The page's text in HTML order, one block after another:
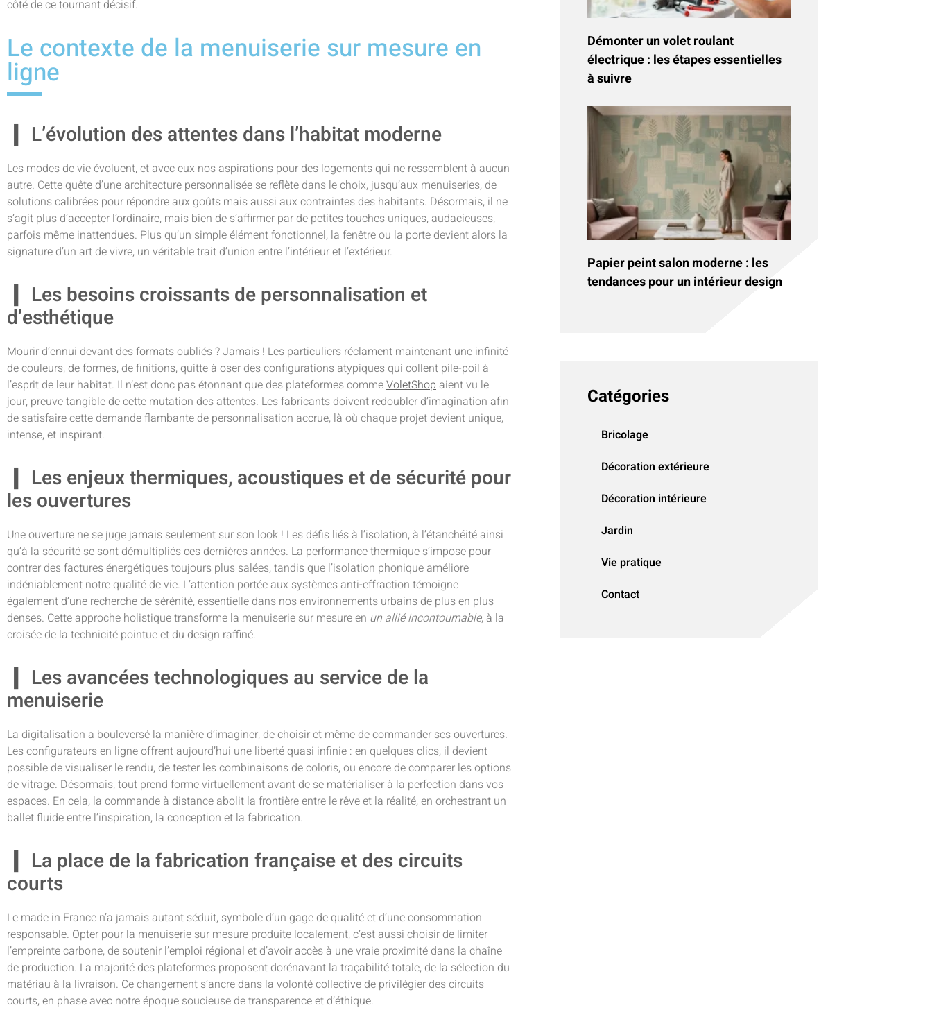
côté de ce tournant décisif.
Le contexte de la menuiserie sur mesure en
ligne
L’évolution des attentes dans l’habitat moderne
Les modes de vie évoluent, et avec eux nos aspirations pour des logements qui ne ressemblent à aucun
autre. Cette quête d’une architecture personnalisée se reflète dans le choix, jusqu’aux menuiseries, de
solutions calibrées pour répondre aux goûts mais aussi aux contraintes des habitants. Désormais, il ne
s’agit plus d’accepter l’ordinaire, mais bien de s’affirmer par de petites touches uniques, audacieuses,
parfois même inattendues. Plus qu’un simple élément fonctionnel, la fenêtre ou la porte devient alors la
signature d’un art de vivre, un véritable trait d’union entre l’intérieur et l’extérieur.
Les besoins croissants de personnalisation et
d’esthétique
Mourir d’ennui devant des formats oubliés ? Jamais ! Les particuliers réclament maintenant une infinité
de couleurs, de formes, de finitions, quitte à oser des configurations atypiques qui collent pile-poil à
l’esprit de leur habitat. Il n’est donc pas étonnant que des plateformes commeVoletShop aient vu le
jour, preuve tangible de cette mutation des attentes. Les fabricants doivent redoubler d’imagination afin
de satisfaire cette demande flambante de personnalisation accrue, là où chaque projet devient unique,
intense, et inspirant.
Les enjeux thermiques, acoustiques et de sécurité pour
les ouvertures
Une ouverture ne se juge jamais seulement sur son look ! Les défis liés à l’isolation, à l’étanchéité ainsi
qu’à la sécurité se sont démultipliés ces dernières années. La performance thermique s’impose pour
contrer des factures énergétiques toujours plus salées, tandis que l’isolation phonique améliore
indéniablement notre qualité de vie. L’attention portée aux systèmes anti-effraction témoigne
également d’une recherche de sérénité, essentielle dans nos environnements urbains de plus en plus
denses. Cette approche holistique transforme la menuiserie sur mesure en un allié incontournable, à la
croisée de la technicité pointue et du design raffiné.
Les avancées technologiques au service de la
menuiserie
La digitalisation a bouleversé la manière d’imaginer, de choisir et même de commander ses ouvertures.
Les configurateurs en ligne offrent aujourd’hui une liberté quasi infinie : en quelques clics, il devient
possible de visualiser le rendu, de tester les combinaisons de coloris, ou encore de comparer les options
de vitrage. Désormais, tout prend forme virtuellement avant de se matérialiser à la perfection dans vos
espaces. En cela, la commande à distance abolit la frontière entre le rêve et la réalité, en orchestrant un
ballet fluide entre l’inspiration, la conception et la fabrication.
La place de la fabrication française et des circuits
courts
Le made in France n’a jamais autant séduit, symbole d’un gage de qualité et d’une consommation
responsable. Opter pour la menuiserie sur mesure produite localement, c’est aussi choisir de limiter
l’empreinte carbone, de soutenir l’emploi régional et d’avoir accès à une vraie proximité dans la chaîne
de production. La majorité des plateformes proposent dorénavant la traçabilité totale, de la sélection du
matériau à la livraison. Ce changement s’ancre dans la volonté collective de privilégier des circuits
courts, en phase avec notre époque soucieuse de transparence et d’éthique.
Démonter un volet roulant
électrique : les étapes essentielles
à suivre
Papier peint salon moderne : les
tendances pour un intérieur design
Catégories
Bricolage
Décoration extérieure
Décoration intérieure
Jardin
Vie pratique
Contact